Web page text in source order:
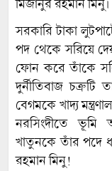
মিজানুর রহমান মিনু।
সরকারি টাকা
পদ থেকে সরিয়ে
ফোন করে তাঁকে
দুর্নীতিবাজ
বেগমকে খাদ্য
নরসিংদীতে ভূমি
খাতুনকে তাঁর পদে
রহমান মিনু!